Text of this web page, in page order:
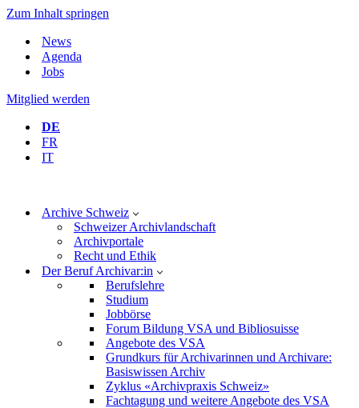
Zum Inhalt springen
News
Agenda
Jobs
Mitglied werden
DE
FR
IT
Archive Schweiz
Schweizer Archivlandschaft
Archivportale
Recht und Ethik
Der Beruf Archivar:in
Berufslehre
Studium
Jobbörse
Forum Bildung VSA und Bibliosuisse
Angebote des VSA
Grundkurs für Archivarinnen und Archivare:
Basiswissen Archiv
Zyklus «Archivpraxis Schweiz»
Fachtagung und weitere Angebote des VSA